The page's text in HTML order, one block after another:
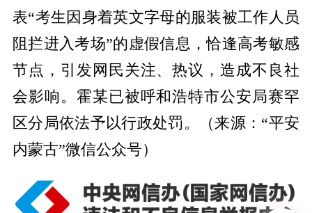
表“考生因身着英文字母的服装被工作人员
阻拦进入考场”的虚假信息，恰逢高考敏感
节点，引发网民关注、热议，造成不良社
会影响。霍某已被呼和浩特市公安局赛罕
区分局依法予以行政处罚。（来源：“平安
内蒙古”微信公众号）